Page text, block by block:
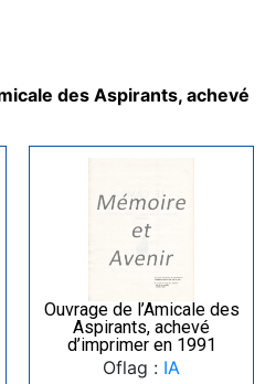
des Aspirants, achevé
Ouvrage de l’Amicale des
Aspirants, achevé
d’imprimer en 1991
Oflag : IA